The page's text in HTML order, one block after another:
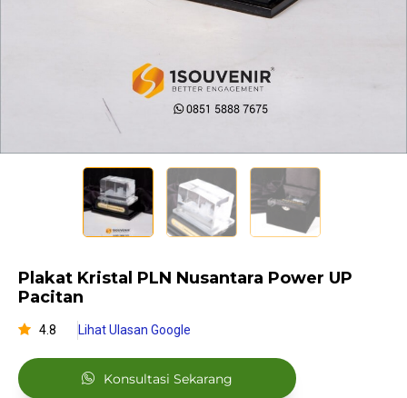
Plakat Kristal PLN Nusantara Power UP
Pacitan
4.8 Lihat Ulasan Google
Konsultasi Sekarang